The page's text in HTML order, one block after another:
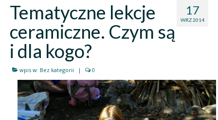
17
WRZ 2014
Tematyczne lekcje
ceramiczne. Czym są
i dla kogo?
wpis w: Bez kategorii | 0